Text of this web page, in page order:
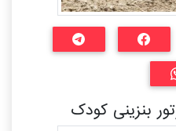
بنزینی کودک